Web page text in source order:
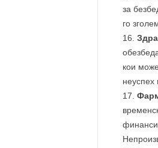
за
го
кои
неуспех